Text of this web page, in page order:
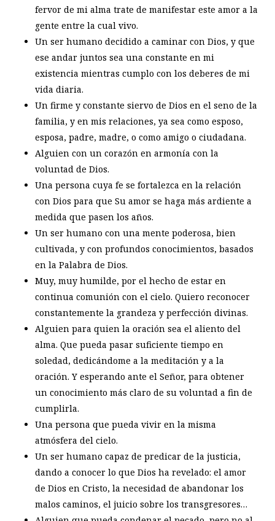
fervor de mi alma trate de manifestar este amor a la
gente entre la cual vivo.
Un ser humano decidido a caminar con Dios, y que
ese andar juntos sea una constante en mi
existencia mientras cumplo con los deberes de mi
vida diaria.
Un firme y constante siervo de Dios en el seno de la
familia, y en mis relaciones, ya sea como esposo,
esposa, padre, madre, o como amigo o ciudadana.
Alguien con un corazón en armonía con la
voluntad de Dios.
Una persona cuya fe se fortalezca en la relación
con Dios para que Su amor se haga más ardiente a
medida que pasen los años.
Un ser humano con una mente poderosa, bien
cultivada, y con profundos conocimientos, basados
en la Palabra de Dios.
Muy, muy humilde, por el hecho de estar en
continua comunión con el cielo. Quiero reconocer
constantemente la grandeza y perfección divinas.
Alguien para quien la oración sea el aliento del
alma. Que pueda pasar suficiente tiempo en
soledad, dedicándome a la meditación y a la
oración. Y esperando ante el Señor, para obtener
un conocimiento más claro de su voluntad a fin de
cumplirla.
Una persona que pueda vivir en la misma
atmósfera del cielo.
Un ser humano capaz de predicar de la justicia,
dando a conocer lo que Dios ha revelado: el amor
de Dios en Cristo, la necesidad de abandonar los
malos caminos, el juicio sobre los transgresores…